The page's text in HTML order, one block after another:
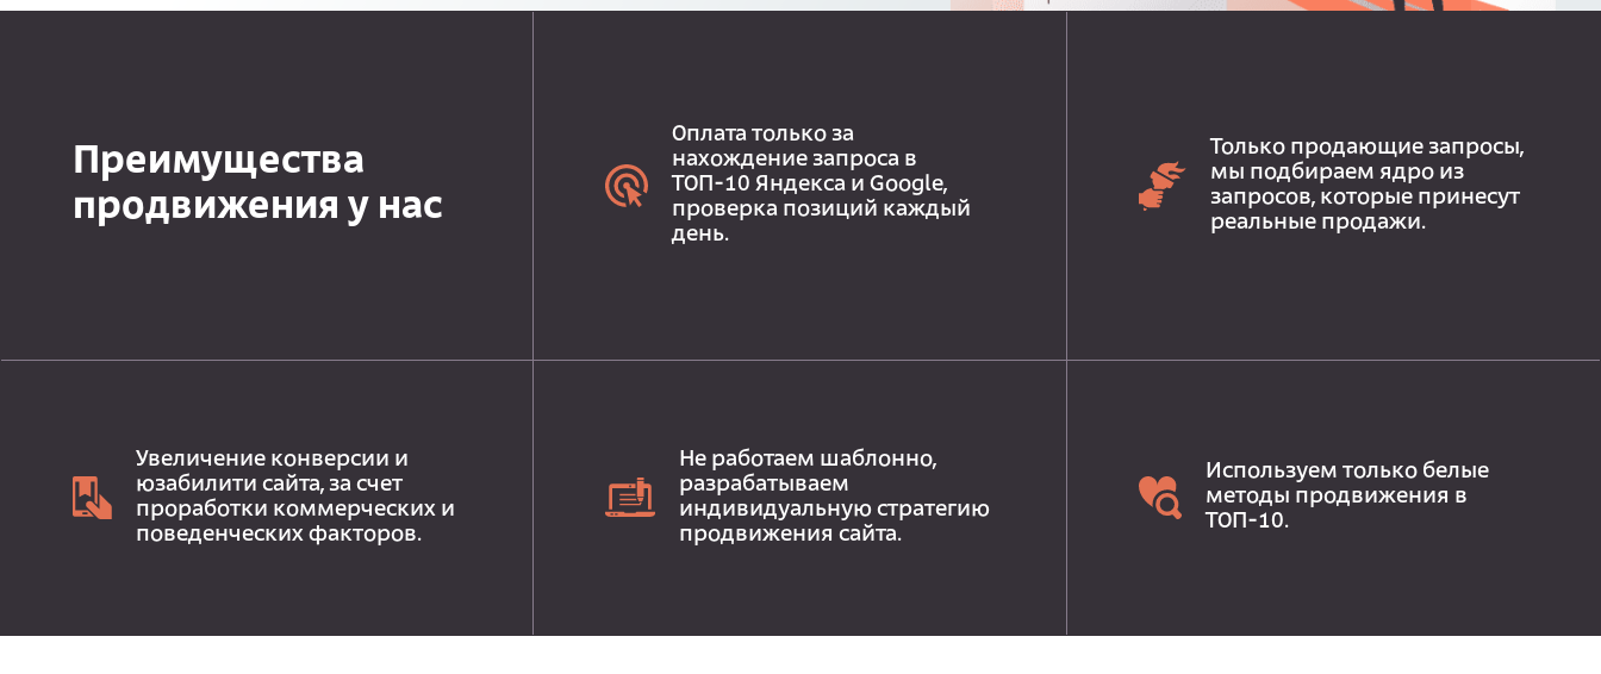
Преимущества
продвижения у нас
Оплата только за
нахождение запроса в
ТОП-10 Яндекса и Google,
проверка позиций каждый
день.
Только продающие запросы,
мы подбираем ядро из
запросов, которые принесут
реальные продажи.
Увеличение конверсии и
юзабилити сайта, за счет
проработки коммерческих и
поведенческих факторов.
Не работаем шаблонно,
разрабатываем
индивидуальную стратегию
продвижения сайта.
Используем только белые
методы продвижения в
ТОП-10.